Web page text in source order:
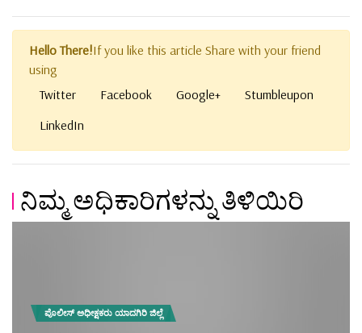
Hello There!If you like this article Share with your friend
using
Twitter
Facebook Google+
Stumbleupon
LinkedIn
ನಿಮ್ಮ ಅಧಿಕಾರಿಗಳನ್ನು ತಿಳಿಯಿರಿ
ಪೊಲೀಸ್ ಅಧೀಕ್ಷಕರು ಯಾದಗಿರಿ ಜಿಲ್ಲೆ